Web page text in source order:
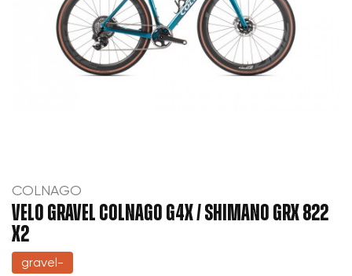
COLNAGO
VELO GRAVEL COLNAGO G4X / SHIMANO GRX 822
X2
gravel-